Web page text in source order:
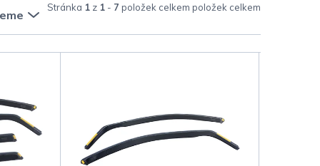
Stránka 1 z 1 - 7 položek celkem